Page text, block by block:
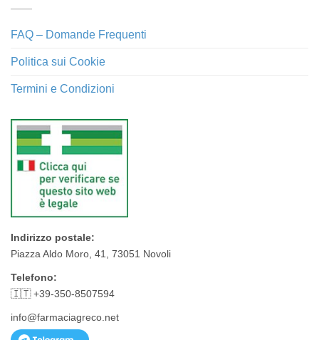
FAQ – Domande Frequenti
Politica sui Cookie
Termini e Condizioni
Indirizzo postale:
Piazza Aldo Moro, 41, 73051 Novoli
Telefono:
🇮🇹 +39-350-8507594
info@farmaciagreco.net